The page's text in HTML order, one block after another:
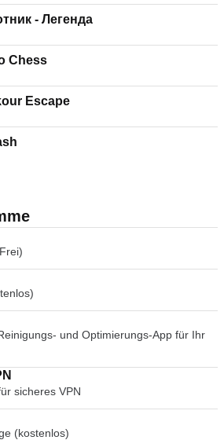
- Легенда
Chess
Escape
und Optimierungs-App für Ihr
sicheres VPN
(kostenlos)